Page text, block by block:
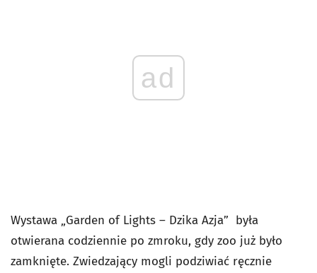
ad
Wystawa „Garden of Lights – Dzika Azja” była
otwierana codziennie po zmroku, gdy zoo już było
zamknięte. Zwiedzający mogli podziwiać ręcznie